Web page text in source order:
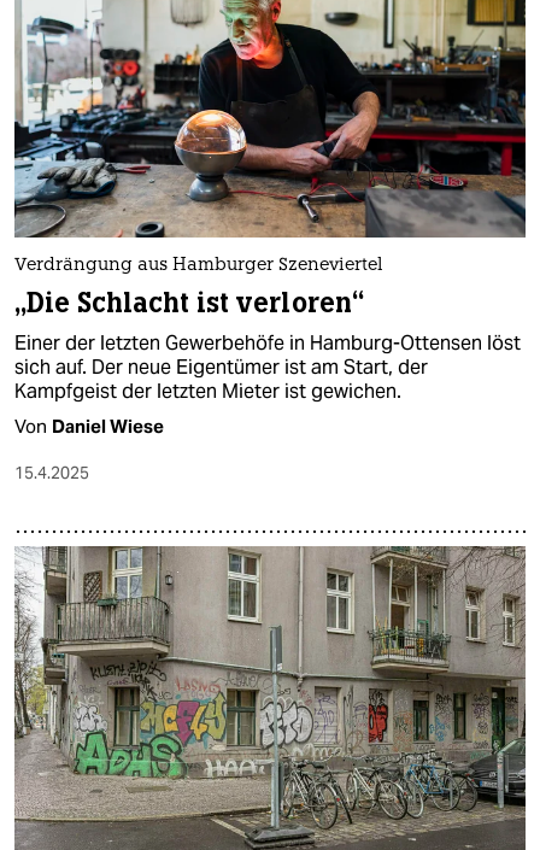
Verdrängung aus Hamburger Szeneviertel
„Die Schlacht ist verloren“
Einer der letzten Gewerbehöfe in Hamburg-Ottensen löst
sich auf. Der neue Eigentümer ist am Start, der
Kampfgeist der letzten Mieter ist gewichen.
Von Daniel Wiese
15.4.2025